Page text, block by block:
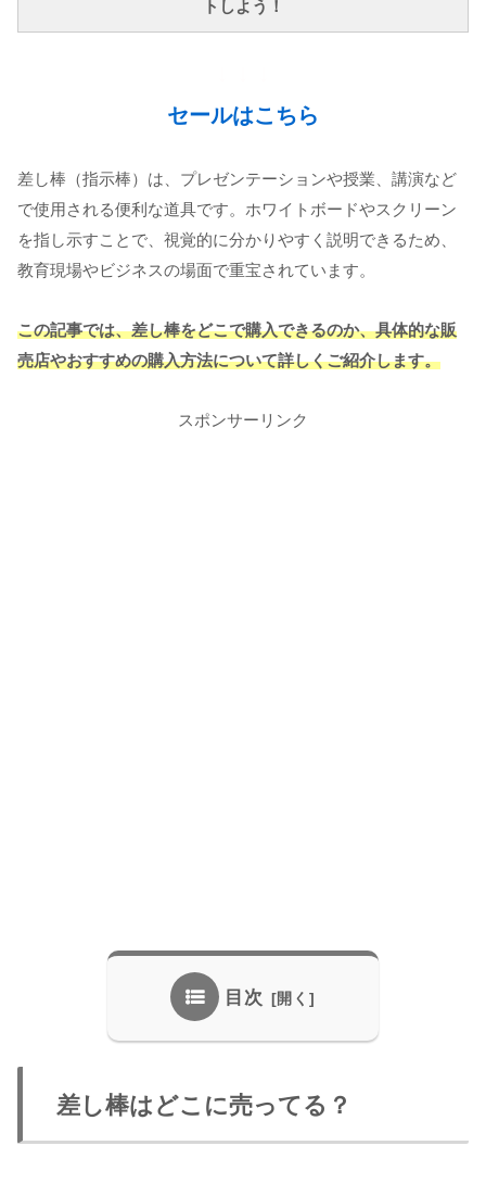
トしよう！
セールはこちら
差し棒（指示棒）は、プレゼンテーションや授業、講演など
で使用される便利な道具です。ホワイトボードやスクリーン
を指し示すことで、視覚的に分かりやすく説明できるため、
教育現場やビジネスの場面で重宝されています。
この記事では、差し棒をどこで購入できるのか、具体的な販
売店やおすすめの購入方法について詳しくご紹介します。
スポンサーリンク
目次
差し棒はどこに売ってる？